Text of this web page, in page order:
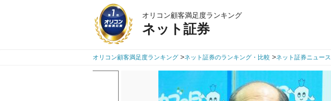
オリコン顧客満足度ランキング
ネット証券
オリコン顧客満足度ランキング >ネット証券のランキング・比較 >ネット証券ニュース